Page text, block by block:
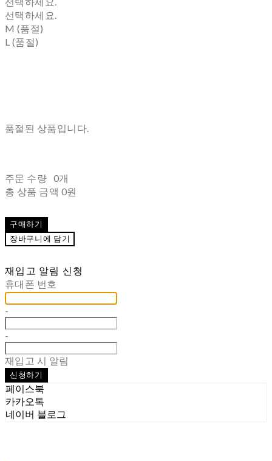
선택하세요.
M (품절)
L (품절)
품절된 상품입니다.
주문 수량 0개
총 상품 금액 0원
구매하기
장바구니에 담기
재입고 알림 신청
휴대폰 번호
-
-
재입고 시 알림
신청하기
페이스북
카카오톡
네이버 블로그